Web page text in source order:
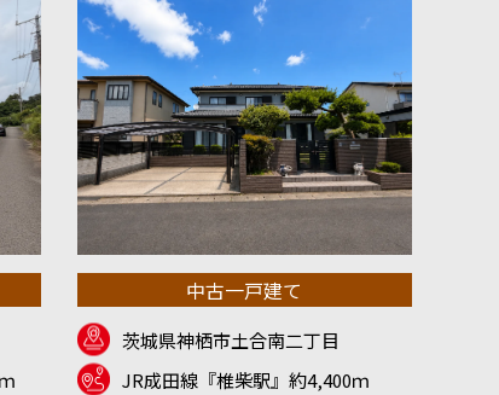
中古一戸建て
茨城県神栖市土合南二丁目
JR成田線『椎柴駅』約4,400ｍ